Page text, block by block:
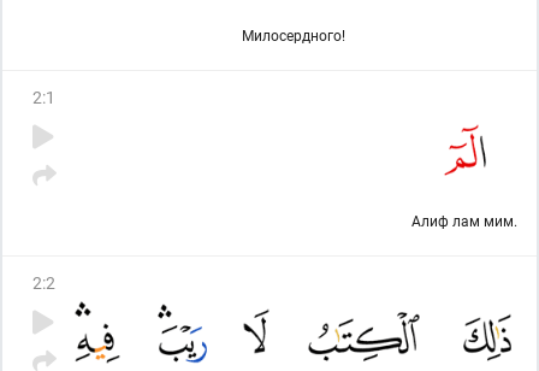
Милосердного!
2:1
Алиф лам мим.
2:2